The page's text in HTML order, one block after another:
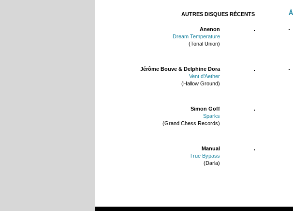
AUTRES DISQUES RÉCENTS
Anenon
Dream Temperature
(Tonal Union)
Jérôme Bouve & Delphine Dora
Vent d’Aether
(Hallow Ground)
Simon Goff
Sparks
(Grand Chess Records)
Manual
True Bypass
(Darla)